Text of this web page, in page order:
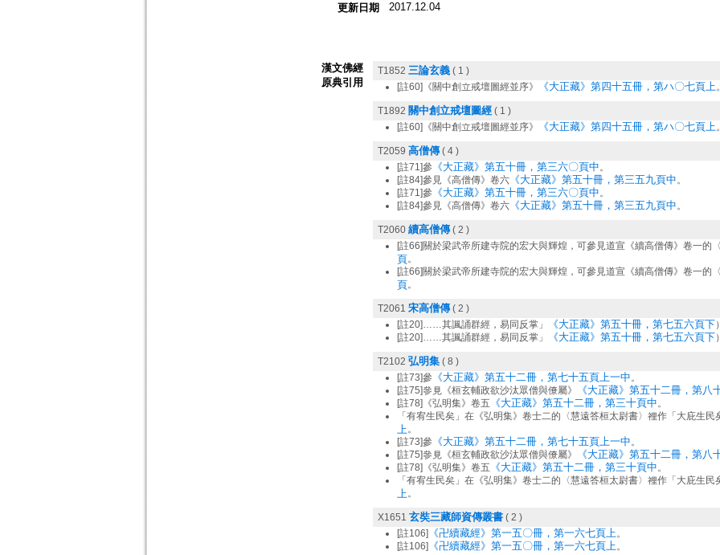
更新日期 2017.12.04
漢文佛經
原典引用
T1852 三論玄義( 1 )
[註60]《關中創立戒壇圖經並序》
《大正藏》第四十五冊，第ハ〇七頁上
T1892 關中創立戒壇圖經( 1 )
[註60]《關中創立戒壇圖經並序》
《大正藏》第四十五冊，第ハ〇七頁上
T2059 高僧傳( 4 )
[註71]參《大正藏》第五十冊，第三六〇頁中。
[註84]參見《高僧傳》卷六《大正藏》第五十冊，第三五九頁中。
[註71]參《大正藏》第五十冊，第三六〇頁中。
[註84]參見《高僧傳》卷六《大正藏》第五十冊，第三五九頁中。
T2060 續高僧傳( 2 )
[註66]關於梁武帝所建寺院的宏大與輝煌，可參見道宣《續高僧傳》卷一的
頁。
[註66]關於梁武帝所建寺院的宏大與輝煌，可參見道宣《續高僧傳》卷一的
頁。
T2061 宋高僧傳( 2 )
[註20]……其諷誦群經，易同反掌」
《大正藏》第五十冊，第七五六頁下
[註20]……其諷誦群經，易同反掌」
《大正藏》第五十冊，第七五六頁下
T2102 弘明集( 8 )
[註73]參《大正藏》第五十二冊，第七十五頁上一中。
[註75]參見《桓玄輔政欲沙汰眾僧與僚屬》
《大正藏》第五十二冊，第八
[註78]《弘明集》卷五 《大正藏》第五十二冊，第三十頁中。
「有宥生民矣」在《弘明集》卷士二的〈慧遠答桓太尉書〉裡作「大庇生民
上。
[註73]參《大正藏》第五十二冊，第七十五頁上一中。
[註75]參見《桓玄輔政欲沙汰眾僧與僚屬》
《大正藏》第五十二冊，第八
[註78]《弘明集》卷五 《大正藏》第五十二冊，第三十頁中。
「有宥生民矣」在《弘明集》卷士二的〈慧遠答桓太尉書〉裡作「大庇生民
上。
X1651 玄奘三藏師資傳叢書( 2 )
[註106]《卍續藏經》第一五〇冊，第一六七頁上。
[註106]《卍續藏經》第一五〇冊，第一六七頁上。